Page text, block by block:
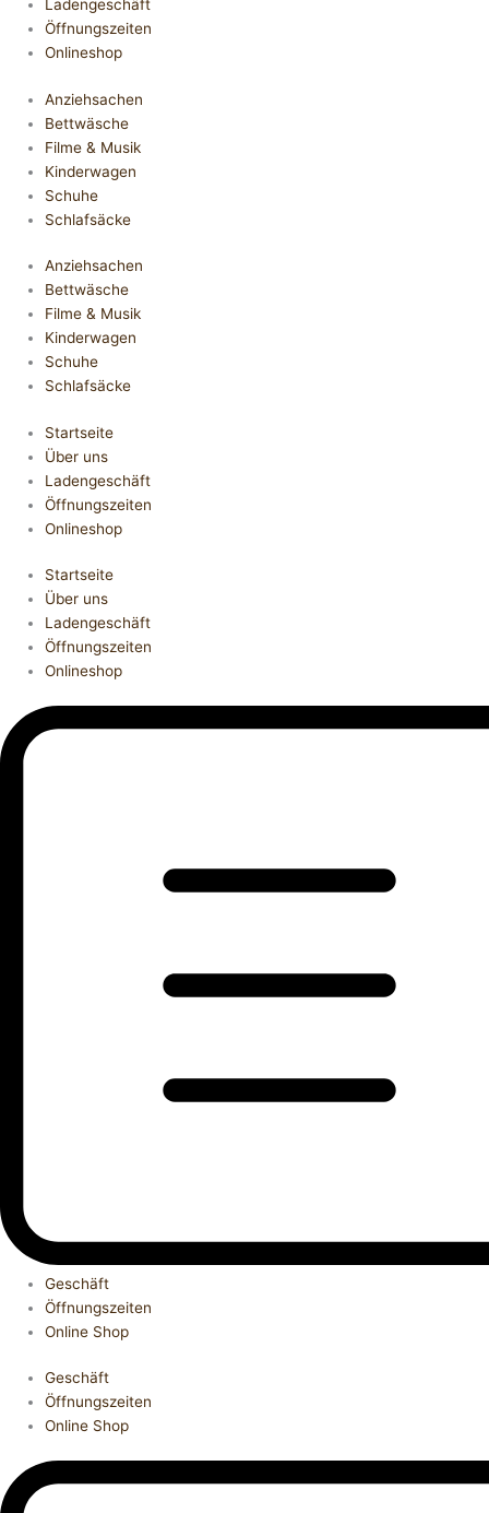
Ladengeschäft
Öffnungszeiten
Onlineshop
Anziehsachen
Bettwäsche
Filme & Musik
Kinderwagen
Schuhe
Schlafsäcke
Anziehsachen
Bettwäsche
Filme & Musik
Kinderwagen
Schuhe
Schlafsäcke
Startseite
Über uns
Ladengeschäft
Öffnungszeiten
Onlineshop
Startseite
Über uns
Ladengeschäft
Öffnungszeiten
Onlineshop
Geschäft
Öffnungszeiten
Online Shop
Geschäft
Öffnungszeiten
Online Shop